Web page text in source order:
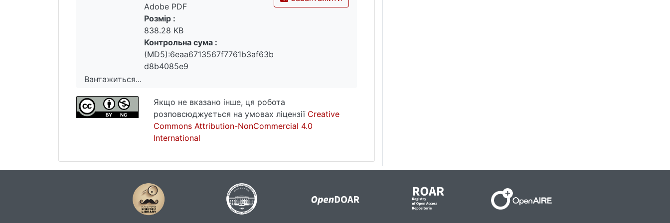
Вантажиться...
Вантажиться...
Adobe PDF
Розмір :
838.28 KB
Контрольна сума :
(MD5):6eaa6713567f7761b3af63b
d8b4085e9
Якщо не вказано інше, ця робота
розповсюджується на умовах ліцензії Creative
Commons Attribution-NonCommercial 4.0
International